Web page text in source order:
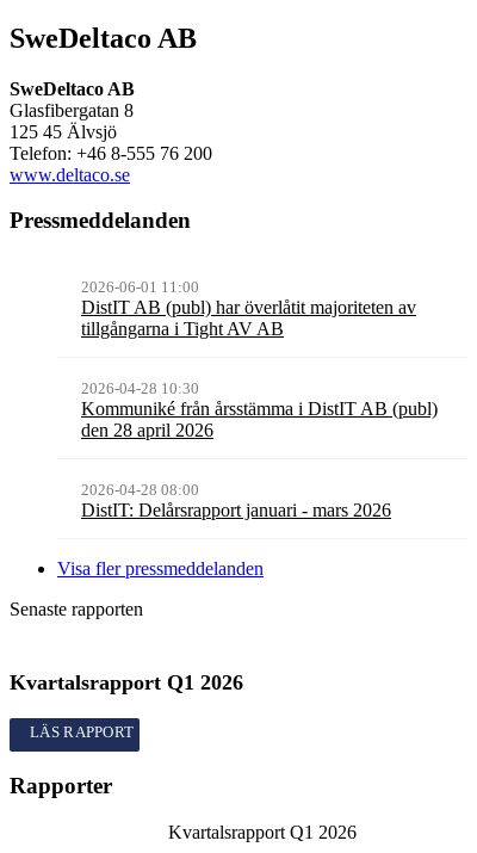
SweDeltaco AB
SweDeltaco AB
Glasfibergatan 8
125 45 Älvsjö
Telefon: +46 8-555 76 200
www.deltaco.se
Pressmeddelanden
2026-06-01 11:00
DistIT AB (publ) har överlåtit majoriteten av
tillgångarna i Tight AV AB
2026-04-28 10:30
Kommuniké från årsstämma i DistIT AB (publ)
den 28 april 2026
2026-04-28 08:00
DistIT: Delårsrapport januari - mars 2026
Visa fler pressmeddelanden
Senaste rapporten
Kvartalsrapport Q1 2026
Kvartalsrapport
Rapporter
Kvartalsrapport Q1 2026